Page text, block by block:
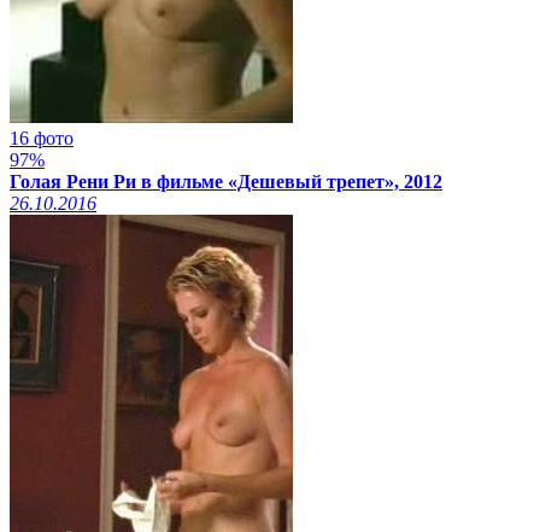
16 фото
97%
Голая Рени Ри в фильме «Дешевый трепет», 2012
26.10.2016